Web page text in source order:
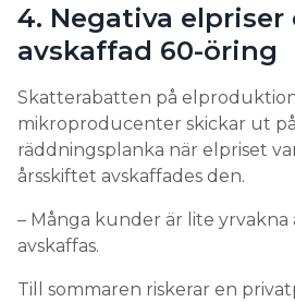
4. Negativa elpriser
avskaffad 60-öring
Skatterabatten på
mikroproducenter skickar ut
räddningsplanka när elpriset
årsskiftet avskaffades den.
– Många kunder är lite
avskaffas.
Till sommaren riskerar en